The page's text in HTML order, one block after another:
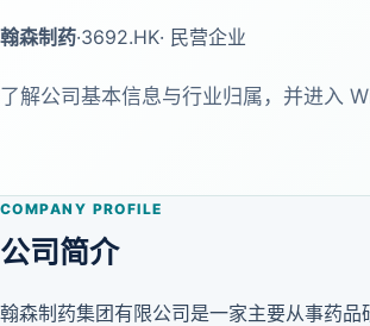
翰森制药·3692.HK· 民营企业
了解公司基本信息与行业归属，并进入
COMPANY PROFILE
公司简介
翰森制药集团有限公司是一家主要从事药